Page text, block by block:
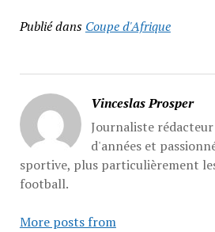
Publié dans Coupe d'Afrique
Vinceslas Prosper
Journaliste
d'années et
sportive, plus particulièrement
football.
More posts from